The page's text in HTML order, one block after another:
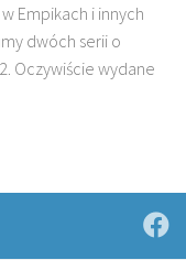
Empikach i innych
dwóch serii o
Oczywiście wydane